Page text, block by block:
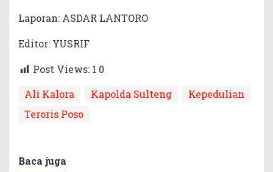
Laporan: ASDAR LANTORO
Editor: YUSRIF
Post Views: 1 0
Ali Kalora
Kapolda Sulteng
Kepedulian
Teroris Poso
Baca juga